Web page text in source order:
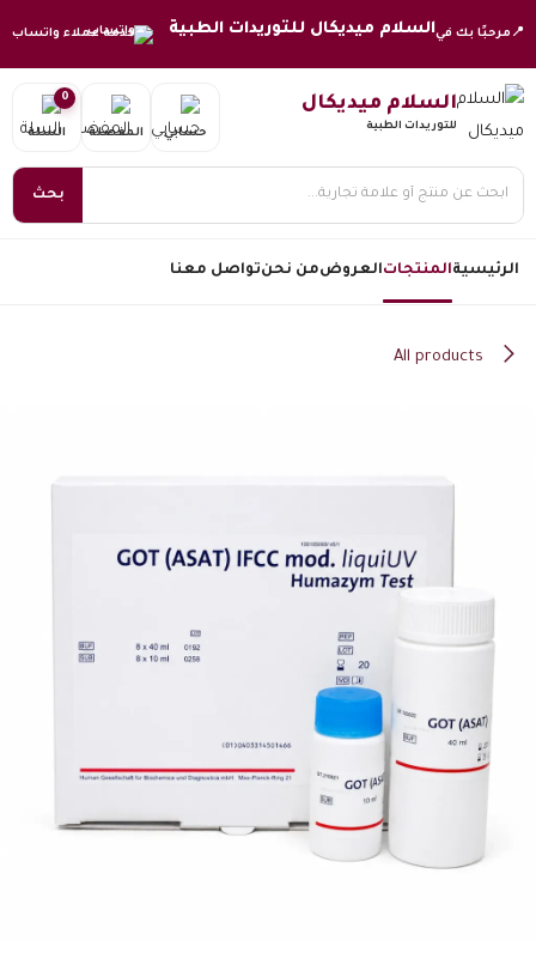
📍 مرحبًا بك فيالسلام ميديكال للتوريدات الطبية خدمة عملاء واتساب
السلام ميديكال
للتوريدات الطبية
بحث
حسابي المفضلة
0
السلة
الرئيسيةالمنتجاتالعروضمن نحنتواصل معنا
All products